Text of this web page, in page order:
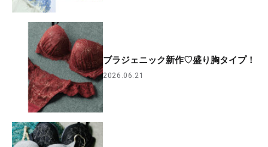
ブラジェニック新作♡盛り胸タイプ！
2026.06.21